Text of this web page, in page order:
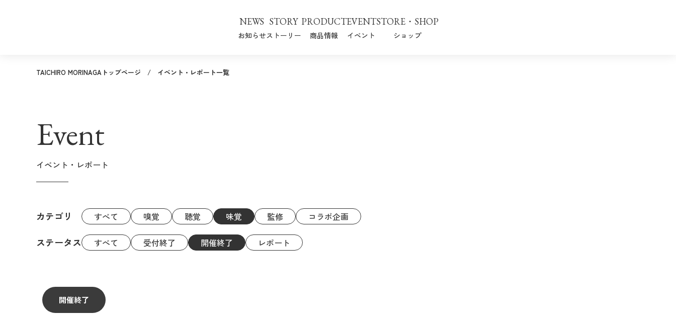
NEWS
お知らせ
STORY
ストーリー
PRODUCT
商品情報
EVENT
イベント
STORE・SHOP
ショップ
TAICHIRO MORINAGAトップページ イベント・レポート一覧
Event
イベント・レポート
カテゴリ すべて 嗅覚 聴覚 味覚 監修 コラボ企画
ステータス すべて 受付終了 開催終了 レポート
開催終了